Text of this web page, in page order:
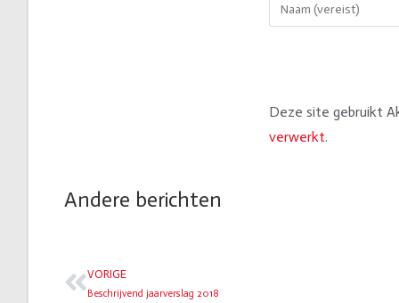
Deze site gebruikt
verwerkt.
Andere berichten
VORIGE
Beschrijvend jaarverslag 2018